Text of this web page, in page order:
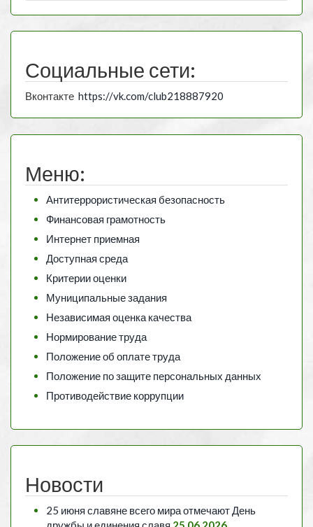
Социальные сети:
Вконтакте https://vk.com/club218887920
Меню:
Антитеррористическая безопасность
Финансовая грамотность
Интернет приемная
Доступная среда
Критерии оценки
Муниципальные задания
Независимая оценка качества
Нормирование труда
Положение об оплате труда
Положение по защите персональных данных
Противодействие коррупции
Новости
25 июня славяне всего мира отмечают День